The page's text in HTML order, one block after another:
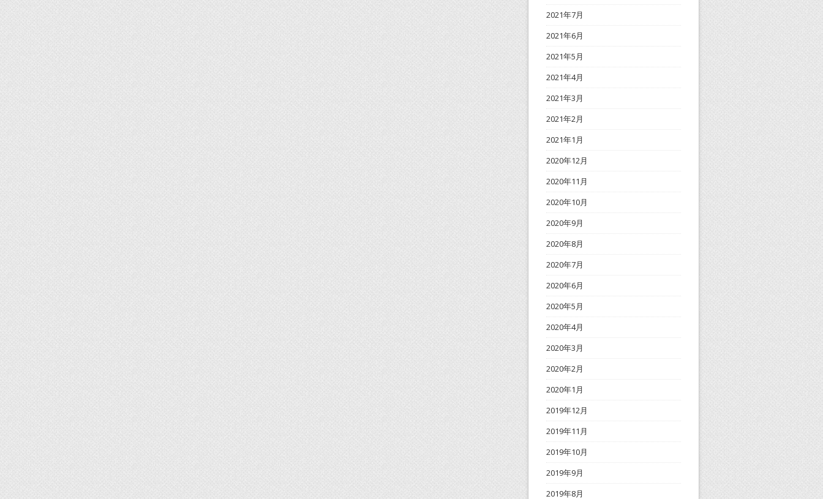
2021年7月
2021年6月
2021年5月
2021年4月
2021年3月
2021年2月
2021年1月
2020年12月
2020年11月
2020年10月
2020年9月
2020年8月
2020年7月
2020年6月
2020年5月
2020年4月
2020年3月
2020年2月
2020年1月
2019年12月
2019年11月
2019年10月
2019年9月
2019年8月